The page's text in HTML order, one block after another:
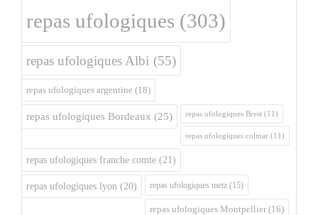
repas ufologiques (303)
repas ufologiques Albi (55)
repas ufologiques argentine (18)
repas ufologiques Bordeaux (25) repas ufologiques Brest (11)
repas ufologiques colmar (11)
repas ufologiques franche comte (21)
repas ufologiques lyon (20) repas ufologiques metz (15)
repas ufologiques Montpellier (16)